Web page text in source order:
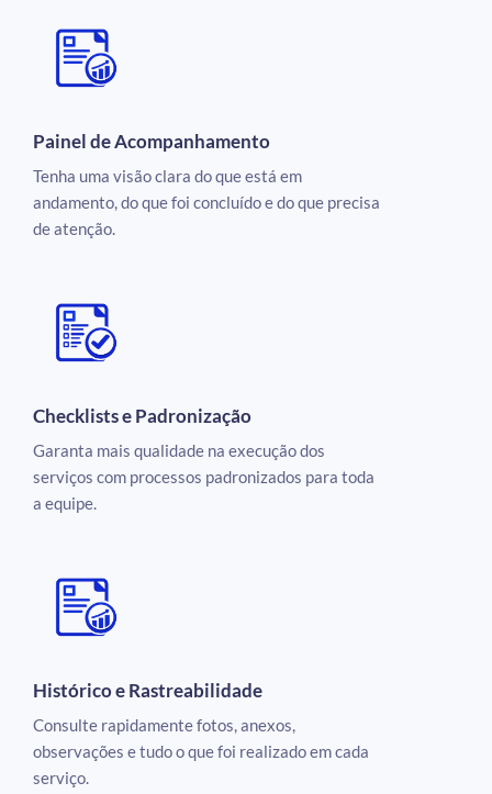
Painel de Acompanhamento
Tenha uma visão clara do que está em
andamento, do que foi concluído e do que precisa
de atenção.
Checklists e Padronização
Garanta mais qualidade na execução dos
serviços com processos padronizados para toda
a equipe.
Histórico e Rastreabilidade
Consulte rapidamente fotos, anexos,
observações e tudo o que foi realizado em cada
serviço.